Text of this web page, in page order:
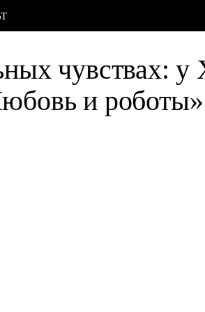
чувствах:
и роботы»